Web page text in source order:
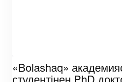
«Bolashaq»
студентінен PhD